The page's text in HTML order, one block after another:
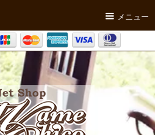
メニュー